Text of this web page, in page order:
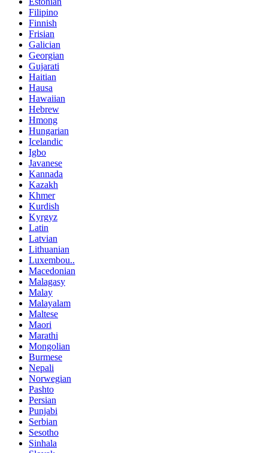
Filipino
Finnish
Frisian
Galician
Georgian
Gujarati
Haitian
Hausa
Hawaiian
Hebrew
Hmong
Hungarian
Icelandic
Igbo
Javanese
Kannada
Kazakh
Khmer
Kurdish
Kyrgyz
Latin
Latvian
Lithuanian
Luxembou..
Macedonian
Malagasy
Malay
Malayalam
Maltese
Maori
Marathi
Mongolian
Burmese
Nepali
Norwegian
Pashto
Persian
Punjabi
Serbian
Sesotho
Sinhala